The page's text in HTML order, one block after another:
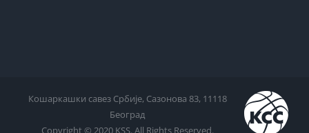
Кошаркашки савез Србије, Сазонова 83, 11118
Београд
Copyright © 2020 KSS. All Rights Reserved.